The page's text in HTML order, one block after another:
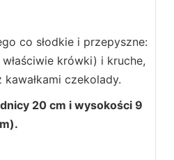
co słodkie i przepyszne:
krówki) i kruche,
czekolady.
20 cm i wysokości 9